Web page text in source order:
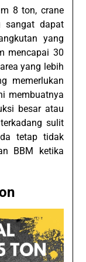
8 ton, crane
sangat dapat
yang
mencapai 30
yang lebih
memerlukan
membuatnya
besar atau
sulit
tetap tidak
BBM ketika